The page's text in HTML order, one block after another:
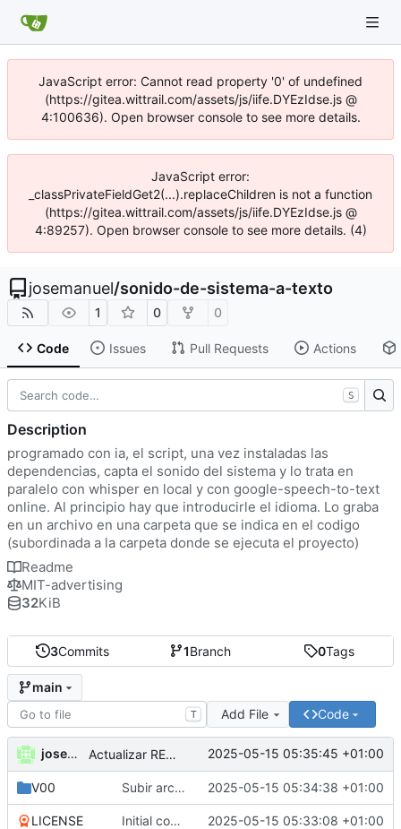
JavaScript error: Cannot read property '0' of undefined
(https://gitea.wittrail.com/assets/js/iife.DYEzIdse.js @
4:100636). Open browser console to see more details.
JavaScript error:
_classPrivateFieldGet2(...).replaceChildren is not a function
(https://gitea.wittrail.com/assets/js/iife.DYEzIdse.js @
4:89257). Open browser console to see more details. (4)
josemanuel/sonido-de-sistema-a-texto
1 0 0
Code Issues Pull Requests Actions
3Commits 1Branch 0Tags
main
T Add File Code
josemanuel Actualizar README.md 2025-05-15 05:35:45 +01:00
V00 Subir archivos a "V00" 2025-05-15 05:34:38 +01:00
LICENSE Initial commit 2025-05-15 05:33:08 +01:00
S
Description
programado con ia, el script, una vez instaladas las
dependencias, capta el sonido del sistema y lo trata en
paralelo con whisper en local y con google-speech-to-text
online. Al principio hay que introducirle el idioma. Lo graba
en un archivo en una carpeta que se indica en el codigo
(subordinada a la carpeta donde se ejecuta el proyecto)
Readme
MIT-advertising
32KiB